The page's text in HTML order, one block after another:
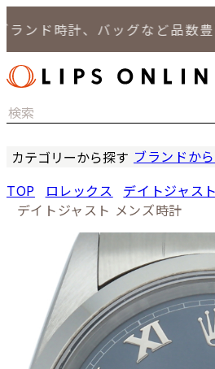
ンド時計、バッグなど品数豊
カテゴリーから探す
バッグ
小物
セール商品
ブランドか
TOP ロレックス
デイトジャスト
デイトジャスト メンズ時計